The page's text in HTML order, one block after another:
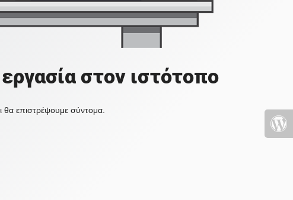
στον ιστότοπο
θα επιστρέψουμε σύντομα.